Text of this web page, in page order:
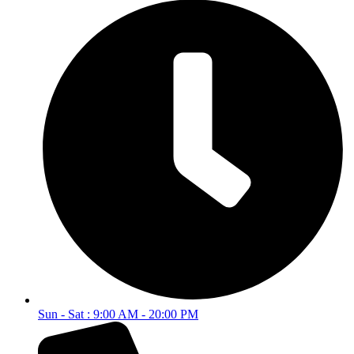
Sun - Sat : 9:00 AM - 20:00 PM